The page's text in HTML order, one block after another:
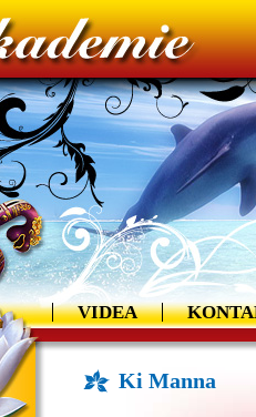
VIDEA
Ki Manna